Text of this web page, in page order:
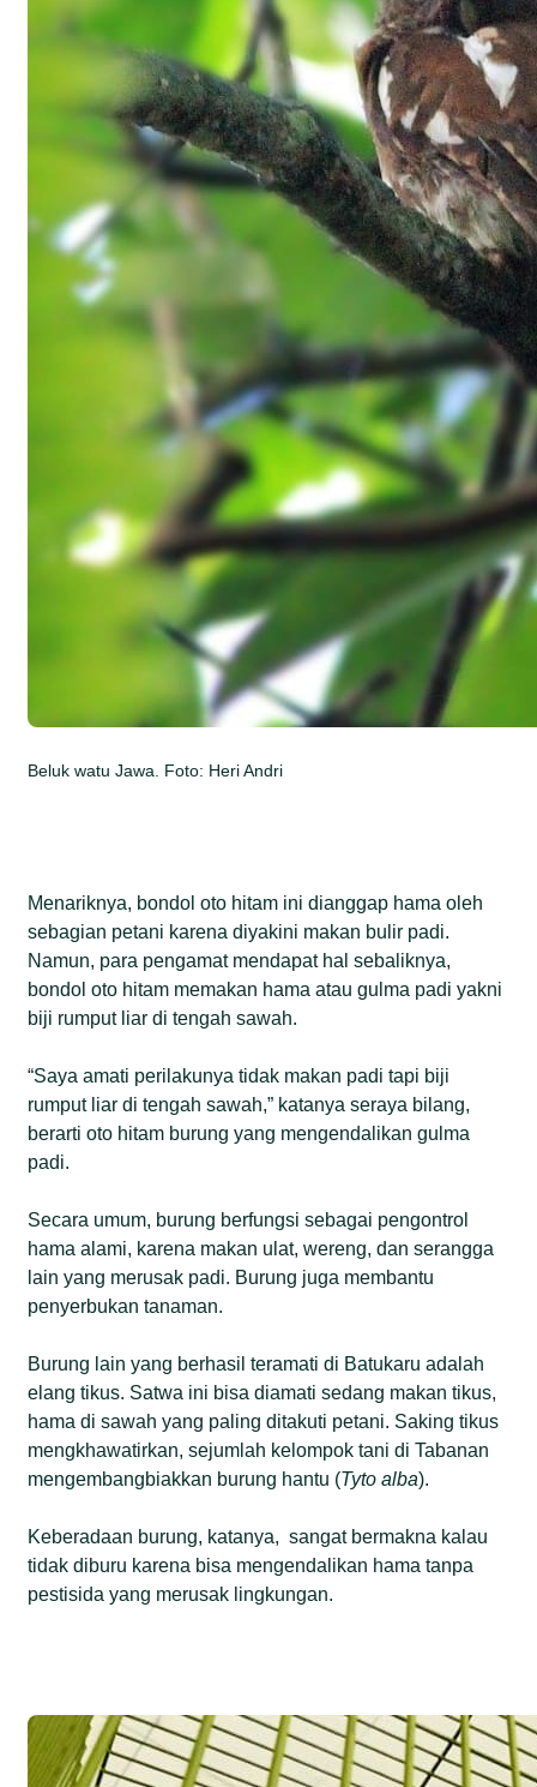
Beluk watu Jawa. Foto: Heri Andri
Menariknya, bondol oto hitam ini dianggap hama oleh
sebagian petani karena diyakini makan bulir padi.
Namun, para pengamat mendapat hal sebaliknya,
bondol oto hitam memakan hama atau gulma padi yakni
biji rumput liar di tengah sawah.
“Saya amati perilakunya tidak makan padi tapi biji
rumput liar di tengah sawah,” katanya seraya bilang,
berarti oto hitam burung yang mengendalikan gulma
padi.
Secara umum, burung berfungsi sebagai pengontrol
hama alami, karena makan ulat, wereng, dan serangga
lain yang merusak padi. Burung juga membantu
penyerbukan tanaman.
Burung lain yang berhasil teramati di Batukaru adalah
elang tikus. Satwa ini bisa diamati sedang makan tikus,
hama di sawah yang paling ditakuti petani. Saking tikus
mengkhawatirkan, sejumlah kelompok tani di Tabanan
mengembangbiakkan burung hantu (Tyto alba).
Keberadaan burung, katanya, sangat bermakna kalau
tidak diburu karena bisa mengendalikan hama tanpa
pestisida yang merusak lingkungan.